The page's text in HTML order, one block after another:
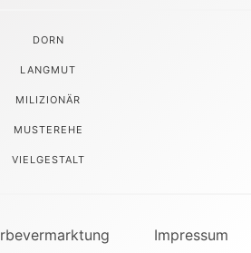
DORN
LANGMUT
MILIZIONÄR
MUSTEREHE
VIELGESTALT
Impressum